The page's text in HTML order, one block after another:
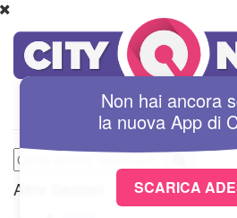
Altre Sezioni
Non hai ancora
la nuovaApp di
SCARICA